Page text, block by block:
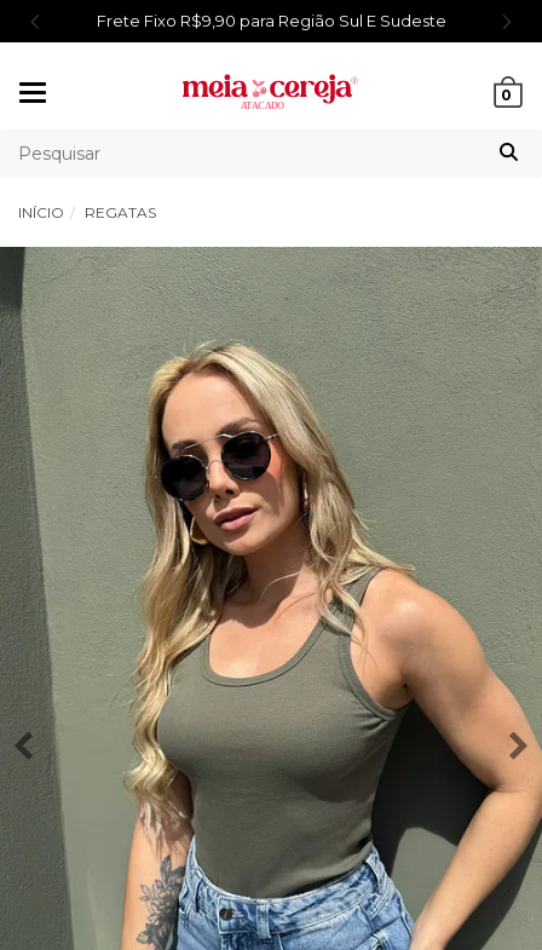
Frete Fixo R$9,90 para Região Sul E Sudeste
0
INÍCIO REGATAS